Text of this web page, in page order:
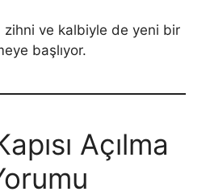
ve kalbiyle de yeni bir
başlıyor.
Açılma